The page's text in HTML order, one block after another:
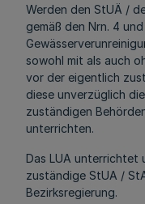
Werden den StUÄ /
gemäß den Nrn. 4
sowohl mit als auch
vor der eigentlich
diese unverzüglich
zuständigen
unterrichten.
Das LUA unterrichtet
zuständige StUA /
Bezirksregierung.